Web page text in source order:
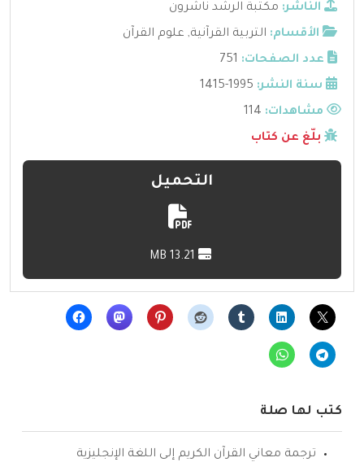
الناشر: مكتبة الرشد ناشرون
الأقسام: التربية القرآنية, علوم القرآن
عدد الصفحات: 751
سنة النشر: 1995-1415
مشاهدات:
بلّغ عن كتاب
التحميل
كتب لها صلة
ترجمة معاني القرآن الكريم إلى اللغة الإنجليزية